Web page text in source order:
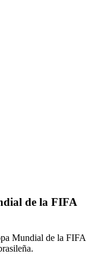
de la FIFA
Mundial de la FIFA